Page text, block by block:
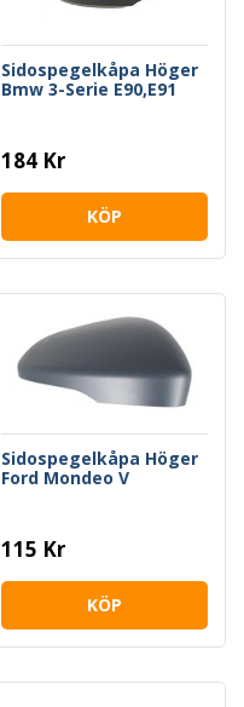
Sidospegelkåpa Höger
Bmw 3-Serie E90,E91
184 Kr
KÖP
Sidospegelkåpa Höger
Ford Mondeo V
115 Kr
KÖP